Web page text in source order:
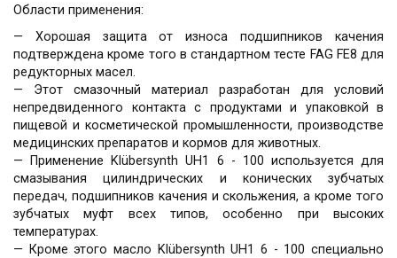
Области применения:
— Хорошая защита от износа подшипников качения
подтверждена кроме того в стандартном тесте FAG FE8 для
редукторных масел.
— Этот смазочный материал разработан для условий
непредвиденного контакта с продуктами и упаковкой в
пищевой и косметической промышленности, производстве
медицинских препаратов и кормов для животных.
— Применение Klübersynth UH1 6 - 100 используется для
смазывания цилиндрических и конических зубчатых
передач, подшипников качения и скольжения, а кроме того
зубчатых муфт всех типов, особенно при высоких
температурах.
— Кроме этого масло Klübersynth UH1 6 - 100 специально